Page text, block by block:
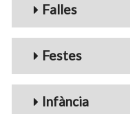
Falles
Festes
Infància